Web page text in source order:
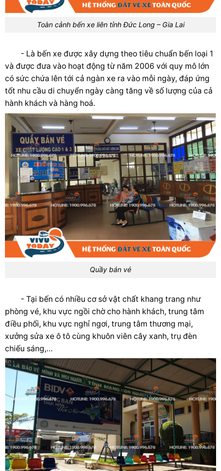
Toàn cảnh bến xe liên tỉnh Đức Long – Gia Lai
- Là bến xe được xây dựng theo tiêu chuẩn bến loại 1
và được đưa vào hoạt động từ năm 2006 với quy mô lớn
có sức chứa lên tới cả ngàn xe ra vào mỗi ngày, đáp ứng
tốt nhu cầu di chuyển ngày càng tăng về số lượng của cả
hành khách và hàng hoá.
Quầy bán vé
- Tại bến có nhiều cơ sở vật chất khang trang như
phòng vé, khu vực ngồi chờ cho hành khách, trung tâm
điều phối, khu vực nghỉ ngơi, trung tâm thương mại,
xưởng sửa xe ô tô cùng khuôn viên cây xanh, trụ đèn
chiếu sáng,…